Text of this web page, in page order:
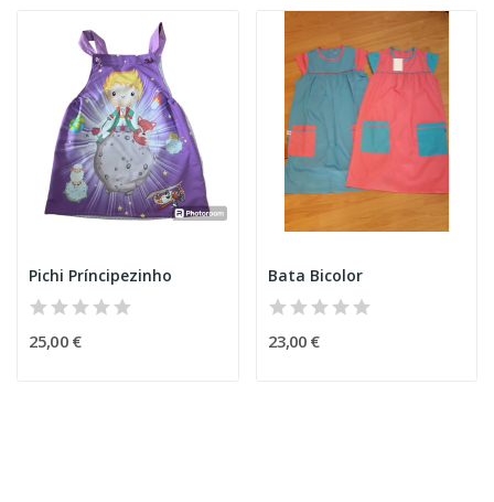
Pichi Príncipezinho
25,00 €
Bata Bicolor
23,00 €